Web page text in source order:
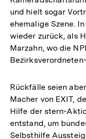
und hielt sogar
ehemalige Szene.
wieder zurück, als
Marzahn, wo die
Rückfälle seien
Macher von EXIT,
Hilfe der stern-
entstand, um
Selbsthilfe